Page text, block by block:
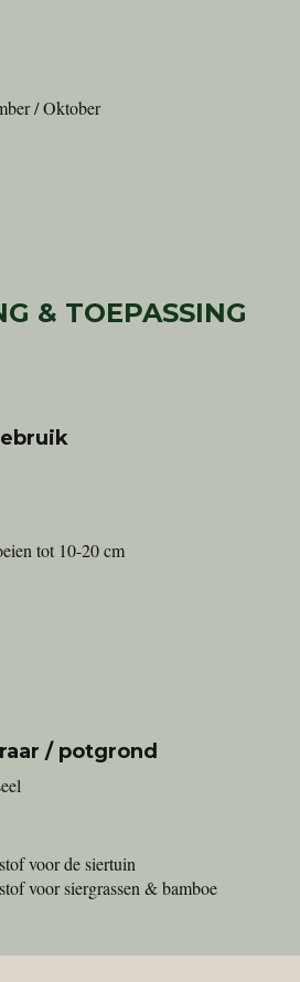
/ Oktober
& TOEPASSING
tot 10-20 cm
/ potgrond
voor de siertuin
voor siergrassen & bamboe